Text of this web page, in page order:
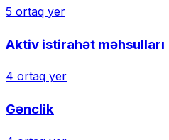
5 ortaq yer
Aktiv istirahət məhsulları
4 ortaq yer
Gənclik